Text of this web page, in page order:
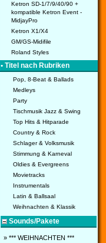
Ketron SD-1/7/9/40/90 +
kompatible Ketron Event -
MidjayPro
Ketron X1/X4
GM/GS-Midifile
Roland Styles
• Titel nach Rubriken
Pop, 8-Beat & Ballads
Medleys
Party
Tischmusik Jazz & Swing
Top Hits & Hitparade
Country & Rock
Schlager & Volksmusik
Stimmung & Karneval
Oldies & Evergreens
Movietracks
Instrumentals
Latin & Ballsaal
Weihnachten & Klassik
Sounds/Pakete
» *** WEIHNACHTEN ***